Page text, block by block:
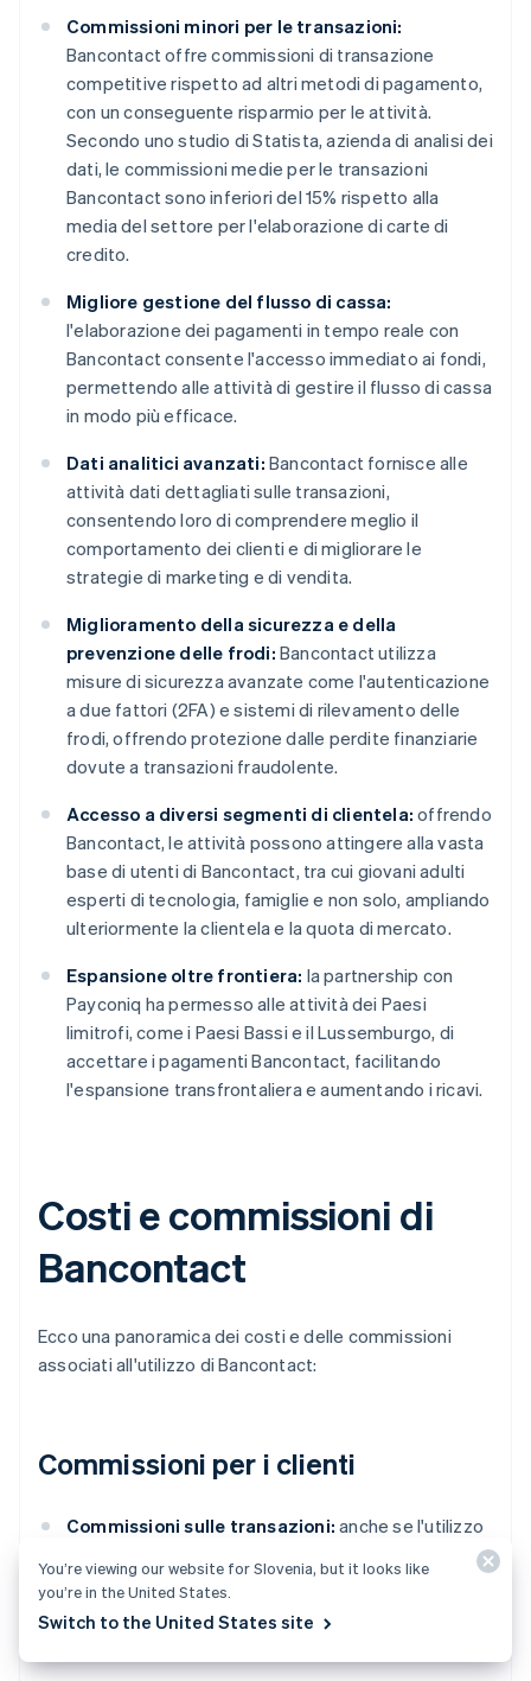
Commissioni minori per le transazioni:
Bancontact offre commissioni di transazione
competitive rispetto ad altri metodi di pagamento,
con un conseguente risparmio per le attività.
Secondo uno studio di Statista, azienda di analisi dei
dati, le commissioni medie per le transazioni
Bancontact sono inferiori del 15% rispetto alla
media del settore per l'elaborazione di carte di
credito.
Migliore gestione del flusso di cassa:
l'elaborazione dei pagamenti in tempo reale con
Bancontact consente l'accesso immediato ai fondi,
permettendo alle attività di gestire il flusso di cassa
in modo più efficace.
Dati analitici avanzati: Bancontact fornisce alle
attività dati dettagliati sulle transazioni,
consentendo loro di comprendere meglio il
comportamento dei clienti e di migliorare le
strategie di marketing e di vendita.
Miglioramento della sicurezza e della
prevenzione delle frodi: Bancontact utilizza
misure di sicurezza avanzate come l'autenticazione
a due fattori (2FA) e sistemi di rilevamento delle
frodi, offrendo protezione dalle perdite finanziarie
dovute a transazioni fraudolente.
Accesso a diversi segmenti di clientela: offrendo
Bancontact, le attività possono attingere alla vasta
base di utenti di Bancontact, tra cui giovani adulti
esperti di tecnologia, famiglie e non solo, ampliando
ulteriormente la clientela e la quota di mercato.
Espansione oltre frontiera: la partnership con
Payconiq ha permesso alle attività dei Paesi
limitrofi, come i Paesi Bassi e il Lussemburgo, di
accettare i pagamenti Bancontact, facilitando
l'espansione transfrontaliera e aumentando i ricavi.
Costi e commissioni di
Bancontact
Ecco una panoramica dei costi e delle commissioni
associati all'utilizzo di Bancontact:
Commissioni per i clienti
Commissioni sulle transazioni: anche se l'utilizzo
alcune banche possono addebitare una
commissione per i pagamenti online, in genere da
You’re viewing our website for Slovenia, but it looks like
you’re in the United States.
Switch to the United States site